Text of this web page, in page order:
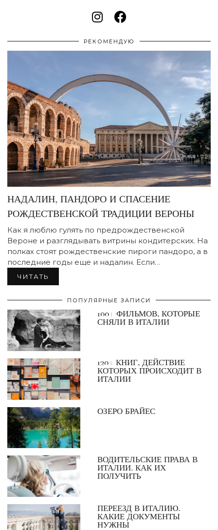
РЕКОМЕНДУЮ
НАДАЛИН, ПАНДОРО И СПАСЕНИЕ
РОЖДЕСТВЕНСКОЙ ТРАДИЦИИ ВЕРОНЫ
Как я люблю гулять по предрождественской
Вероне и разглядывать витрины кондитерских. На
полках стоят рождественские пироги пандоро, а в
последние годы еще и надалин. Если…
ЧИТАТЬ
ПОПУЛЯРНЫЕ ЗАПИСИ
100+ ФИЛЬМОВ, КОТОРЫЕ
СНЯЛИ В ИТАЛИИ
120+ КНИГ, ДЕЙСТВИЕ
КОТОРЫХ ПРОИСХОДИТ В
ИТАЛИИ
ОЗЕРО БРАЙЕС
ВОДИТЕЛЬСКИЕ ПРАВА В
ИТАЛИИ. КАК ИХ
ПОЛУЧИТЬ
ПЕРЕЕЗД В ИТАЛИЮ.
КАКИЕ ДОКУМЕНТЫ
НУЖНЫ